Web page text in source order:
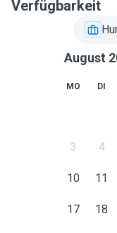
I have prior
volunteering at an
Verfügbarkeit
August
MO DI
3 4
10 11
17 18